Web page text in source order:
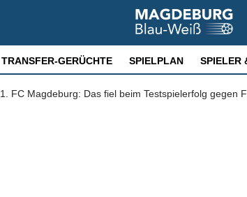
TRANSFER-GERÜCHTE SPIELPLAN SPIELER
1. FC Magdeburg: Das fiel beim Testspielerfolg gegen